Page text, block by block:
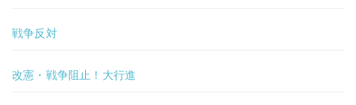
戦争反対
改憲・戦争阻止！大行進